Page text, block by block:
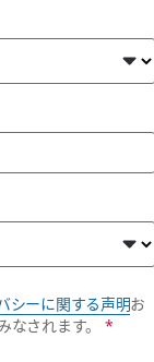
シーに関する声明お
なされます。 *